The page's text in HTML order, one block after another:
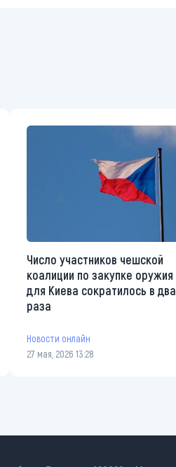
Число участников чешской
коалиции по закупке оружия
для Киева сократилось в два
раза
Новости онлайн
27 мая, 2026 13:28